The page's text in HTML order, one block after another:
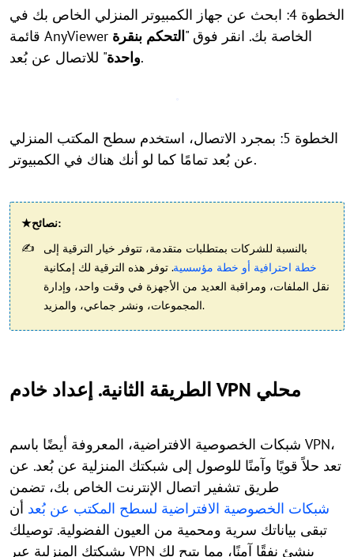
الخطوة 4: ابحث عن جهاز الكمبيوتر المنزلي الخاص بك في
قائمة AnyViewer الخاصة بك. انقر فوق "التحكم بنقرة
واحدة" للاتصال عن بُعد.
الخطوة 5: بمجرد الاتصال، استخدم سطح المكتب المنزلي
عن بُعد تمامًا كما لو أنك هناك في الكمبيوتر.
★نصائح:
بالنسبة للشركات بمتطلبات متقدمة، تتوفر خيار الترقية إلى
خطة احترافية أو خطة مؤسسية. توفر هذه الترقية لك إمكانية
نقل الملفات، ومراقبة العديد من الأجهزة في وقت واحد، وإدارة
المجموعات، ونشر جماعي، والمزيد.
الطريقة الثانية. إعداد خادم VPN محلي
شبكات الخصوصية الافتراضية، المعروفة أيضًا باسم VPN،
تعد حلاً قويًا وآمنًا للوصول إلى شبكتك المنزلية عن بُعد. عن
طريق تشفير اتصال الإنترنت الخاص بك، تضمن
شبكات الخصوصية الافتراضية لسطح المكتب عن بُعد أن
تبقى بياناتك سرية ومحمية من العيون الفضولية. توصيلك
بشبكتك المنزلية عبر VPN ينشئ نفقًا آمنًا، مما يتيح لك